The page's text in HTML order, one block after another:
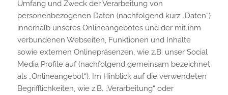
Umfang und Zweck der Verarbeitung von
personenbezogenen Daten (nachfolgend kurz „Daten“)
innerhalb unseres Onlineangebotes und der mit ihm
verbundenen Webseiten, Funktionen und Inhalte
sowie externen Onlinepräsenzen, wie z.B. unser Social
Media Profile auf (nachfolgend gemeinsam bezeichnet
als „Onlineangebot“). Im Hinblick auf die verwendeten
Begrifflichkeiten, wie z.B. „Verarbeitung“ oder